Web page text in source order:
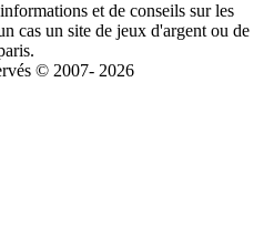
et de conseils sur les
cas un site de jeux d'argent ou de
© 2007- 2026